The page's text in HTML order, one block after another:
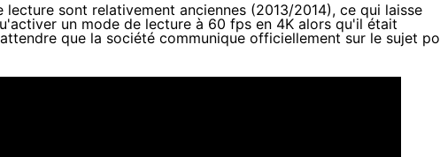
sont relativement anciennes (2013/2014), ce qui laisse
un mode de lecture à 60 fps en 4K alors qu'il était
que la société communique officiellement sur le sujet